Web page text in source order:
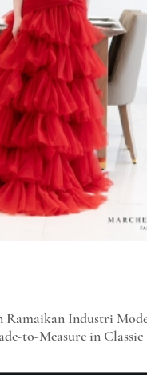
Industri
to-Measure in